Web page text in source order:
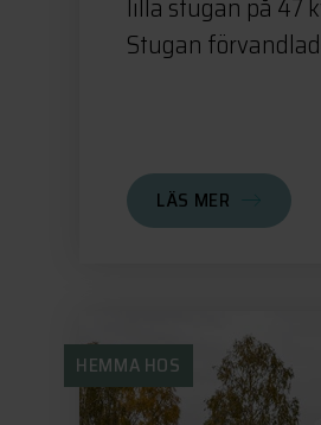
Stugan
LÄS MER
HEMMA HOS